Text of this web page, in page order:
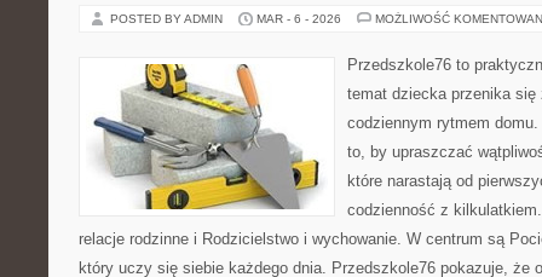
POSTED BY ADMIN MAR - 6 - 2026 MOŻLIWOŚĆ
Przedszkole76 to
temat dziecka przenika
codziennym rytmem
to, by upraszczać
które narastają od
codzienność z
relacje rodzinne i Rodzicielstwo i wychowanie. W centrum są
który uczy się siebie każdego dnia. Przedszkole76 pokazuje,